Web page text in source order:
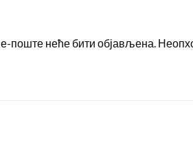
поште неће бити објављена.